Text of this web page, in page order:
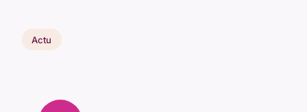
Actu